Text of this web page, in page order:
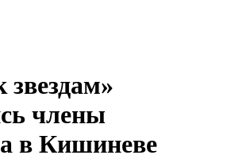
члены
в Кишиневе